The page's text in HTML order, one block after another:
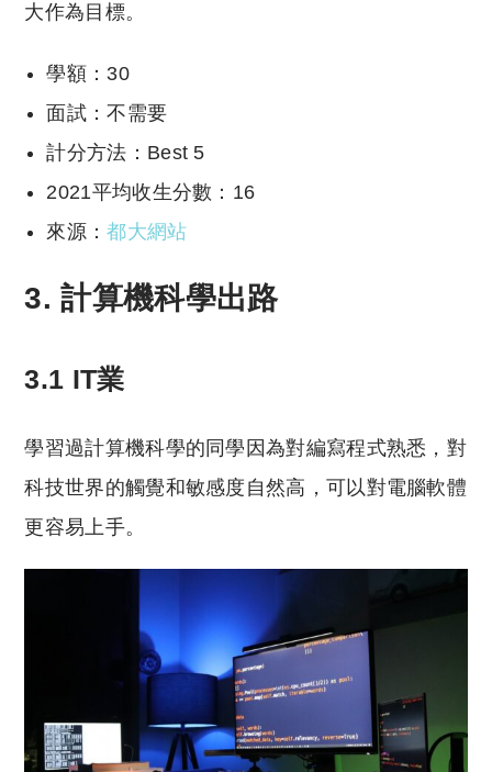
大作為目標。
學額：30
面試：不需要
計分方法：Best 5
2021平均收生分數：16
來源：都大網站
3. 計算機科學出路
3.1 IT業
學習過計算機科學的同學因為對編寫程式熟悉，對
科技世界的觸覺和敏感度自然高，可以對電腦軟體
更容易上手。